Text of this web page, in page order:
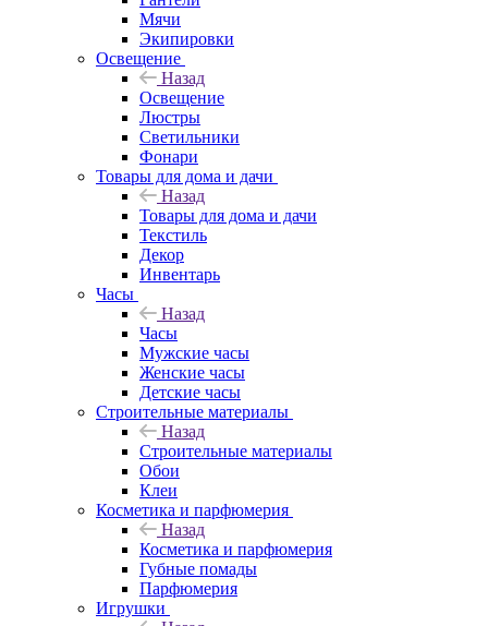
Мячи
Экипировки
Освещение
Назад
Освещение
Люстры
Светильники
Фонари
Товары для дома и дачи
Назад
Товары для дома и дачи
Текстиль
Декор
Инвентарь
Часы
Назад
Часы
Мужские часы
Женские часы
Детские часы
Строительные материалы
Назад
Строительные материалы
Обои
Клеи
Косметика и парфюмерия
Назад
Косметика и парфюмерия
Губные помады
Парфюмерия
Игрушки